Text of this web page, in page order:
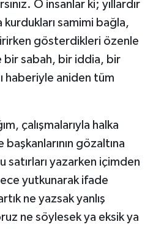
O insanlar ki; yıllardır
kurdukları samimi bağla,
gösterdikleri özenle
bir sabah, bir iddia, bir
haberiyle aniden tüm
çalışmalarıyla halka
gözaltına
satırları yazarken içimden
yutkunarak ifade
ne yazsak yanlış
ne söylesek ya eksik ya